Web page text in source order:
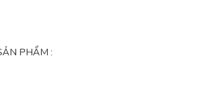
PHẨM :